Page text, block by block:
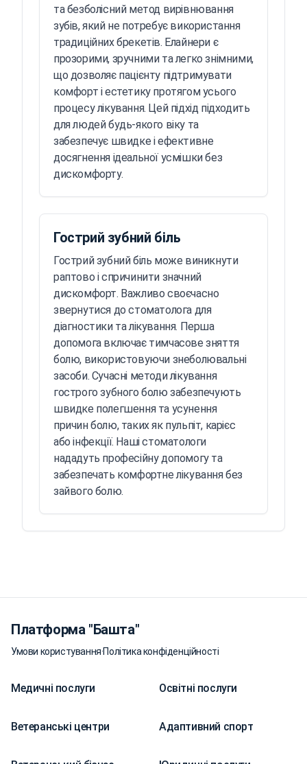
та безболісний метод вирівнювання
зубів, який не потребує використання
традиційних брекетів. Елайнери є
прозорими, зручними та легко знімними,
що дозволяє пацієнту підтримувати
комфорт і естетику протягом усього
процесу лікування. Цей підхід підходить
для людей будь-якого віку та
забезпечує швидке і ефективне
досягнення ідеальної усмішки без
дискомфорту.
Гострий зубний біль
Гострий зубний біль може виникнути
раптово і спричинити значний
дискомфорт. Важливо своєчасно
звернутися до стоматолога для
діагностики та лікування. Перша
допомога включає тимчасове зняття
болю, використовуючи знеболювальні
засоби. Сучасні методи лікування
гострого зубного болю забезпечують
швидке полегшення та усунення
причин болю, таких як пульпіт, карієс
або інфекції. Наші стоматологи
нададуть професійну допомогу та
забезпечать комфортне лікування без
зайвого болю.
Платформа "Башта"
Умови користування·Політика конфіденційності
Медичні послуги Освітні послуги
Ветеранські центри Адаптивний спорт